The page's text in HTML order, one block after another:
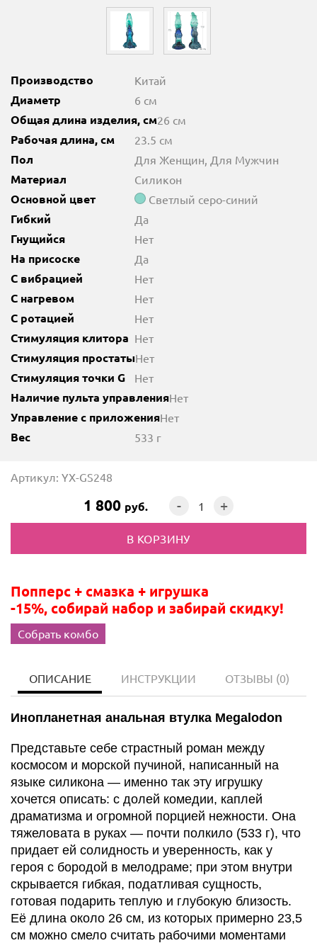
Производство Китай
Диаметр 6 см
Общая длина изделия, см26 см
Рабочая длина, см 23.5 см
Пол Для Женщин, Для Мужчин
Материал Силикон
Основной цвет Светлый серо-синий
Гибкий Да
Гнущийся Нет
На присоске Да
С вибрацией Нет
С нагревом Нет
С ротацией Нет
Стимуляция клитора Нет
Стимуляция простатыНет
Стимуляция точки G Нет
Наличие пульта управленияНет
Управление с приложенияНет
Вес 533 г
Артикул: YX-GS248
1 800 руб. - +
Попперс + смазка + игрушка
-15%, собирай набор и забирай скидку!
Собрать комбо
ОПИСАНИЕ ИНСТРУКЦИИ ОТЗЫВЫ (0)
Инопланетная анальная втулка Megalodon
Представьте себе страстный роман между
космосом и морской пучиной, написанный на
языке силикона — именно так эту игрушку
хочется описать: с долей комедии, каплей
драматизма и огромной порцией нежности. Она
тяжеловата в руках — почти полкило (533 г), что
придает ей солидность и уверенность, как у
героя с бородой в мелодраме; при этом внутри
скрывается гибкая, податливая сущность,
готовая подарить теплую и глубокую близость.
Её длина около 26 см, из которых примерно 23,5
см можно смело считать рабочими моментами